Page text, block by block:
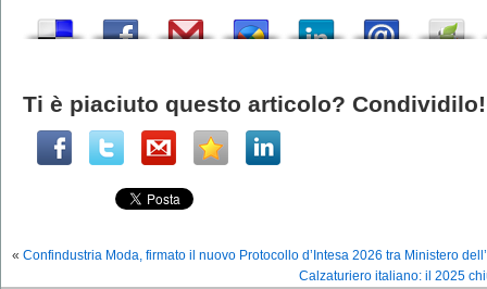
Ti è piaciuto questo articolo? Condividilo!
« Confindustria Moda, firmato il nuovo Protocollo d’Intesa 2026 tra Ministero
Calzaturiero italiano: il 2025